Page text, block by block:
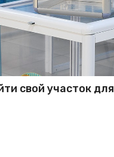
свой участок для